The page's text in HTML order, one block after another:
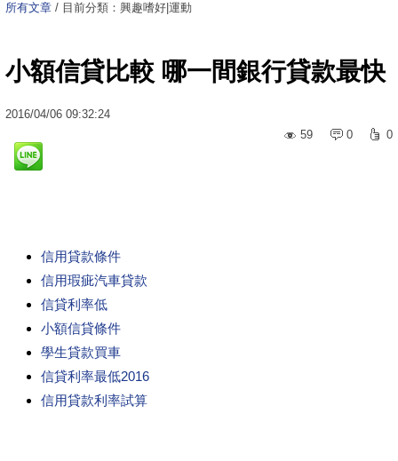
所有文章 / 目前分類：興趣嗜好|運動
小額信貸比較 哪一間銀行貸款最快
2016/04/06 09:32:24
59
0 0
信用貸款條件
信用瑕疵汽車貸款
信貸利率低
小額信貸條件
學生貸款買車
信貸利率最低2016
信用貸款利率試算